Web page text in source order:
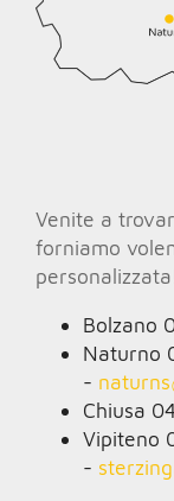
Venite a
forniamo
Bolzano
Naturno
-
Chiusa
Vipiteno
-